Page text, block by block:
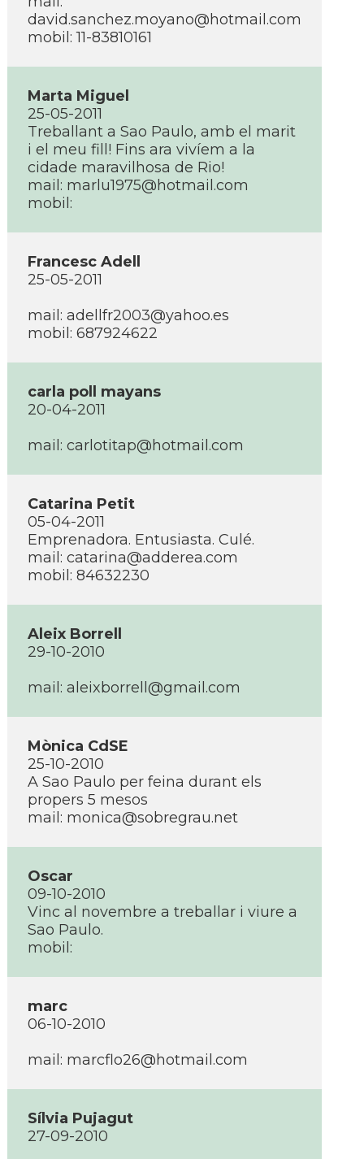
david.sanchez.moyano@hotmail.com
mobil: 11-83810161
Marta Miguel
25-05-2011
Treballant a Sao Paulo, amb el marit
i el meu fill! Fins ara viví­em a la
cidade maravilhosa de Rio!
mail: marlu1975@hotmail.com
mobil:
Francesc Adell
25-05-2011
mail: adellfr2003@yahoo.es
mobil: 687924622
carla poll mayans
20-04-2011
mail: carlotitap@hotmail.com
Catarina Petit
05-04-2011
Emprenadora. Entusiasta. Culé.
mail: catarina@adderea.com
mobil: 84632230
Aleix Borrell
29-10-2010
mail: aleixborrell@gmail.com
Mònica CdSE
25-10-2010
A Sao Paulo per feina durant els
propers 5 mesos
mail: monica@sobregrau.net
Oscar
09-10-2010
Vinc al novembre a treballar i viure a
Sao Paulo.
mobil:
marc
06-10-2010
mail: marcflo26@hotmail.com
Sí­lvia Pujagut
27-09-2010